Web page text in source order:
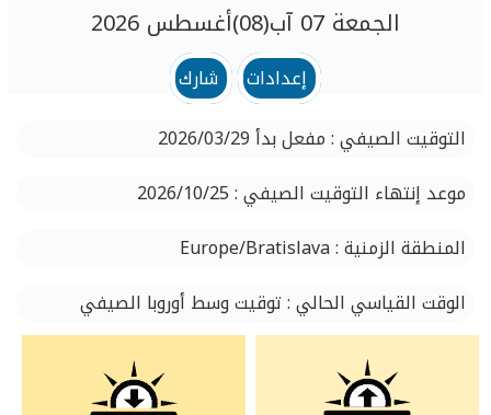
الجمعة 07 آب(08)أغسطس 2026
إعدادات
شارك
التوقيت الصيفي : مفعل بدأ 2026/03/29
موعد إنتهاء التوقيت الصيفي : 2026/10/25
المنطقة الزمنية : Europe/Bratislava
الوقت القياسي الحالي : توقيت وسط أوروبا الصيفي